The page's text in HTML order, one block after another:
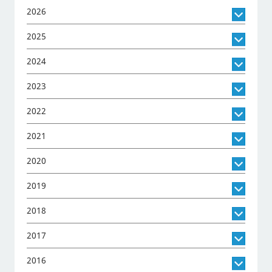
2026
2025
2024
2023
2022
2021
2020
2019
2018
2017
2016